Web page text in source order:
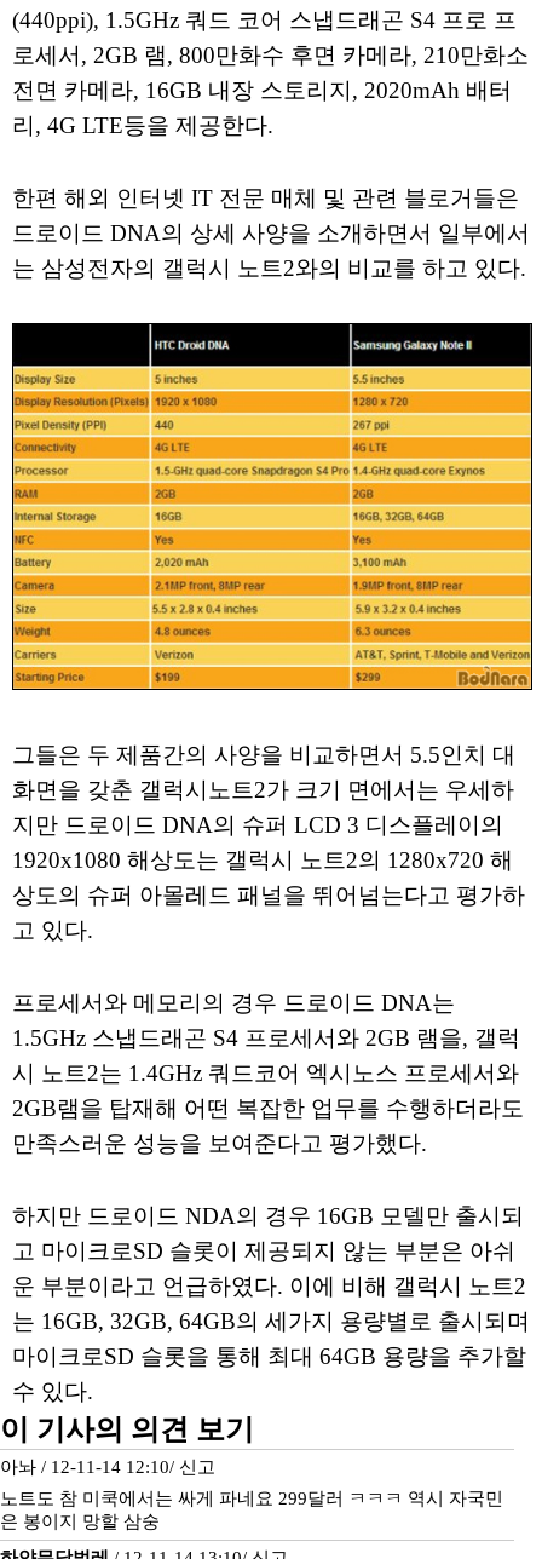
(440ppi), 1.5GHz 쿼드 코어 스냅드래곤 S4 프로 프
로세서, 2GB 램, 800만화수 후면 카메라, 210만화소
전면 카메라, 16GB 내장 스토리지, 2020mAh 배터
리, 4G LTE등을 제공한다.
한편 해외 인터넷 IT 전문 매체 및 관련 블로거들은
드로이드 DNA의 상세 사양을 소개하면서 일부에서
는 삼성전자의 갤럭시 노트2와의 비교를 하고 있다.
그들은 두 제품간의 사양을 비교하면서 5.5인치 대
화면을 갖춘 갤럭시노트2가 크기 면에서는 우세하
지만 드로이드 DNA의 슈퍼 LCD 3 디스플레이의
1920x1080 해상도는 갤럭시 노트2의 1280x720 해
상도의 슈퍼 아몰레드 패널을 뛰어넘는다고 평가하
고 있다.
프로세서와 메모리의 경우 드로이드 DNA는
1.5GHz 스냅드래곤 S4 프로세서와 2GB 램을, 갤럭
시 노트2는 1.4GHz 쿼드코어 엑시노스 프로세서와
2GB램을 탑재해 어떤 복잡한 업무를 수행하더라도
만족스러운 성능을 보여준다고 평가했다.
하지만 드로이드 NDA의 경우 16GB 모델만 출시되
고 마이크로SD 슬롯이 제공되지 않는 부분은 아쉬
운 부분이라고 언급하였다. 이에 비해 갤럭시 노트2
는 16GB, 32GB, 64GB의 세가지 용량별로 출시되며
마이크로SD 슬롯을 통해 최대 64GB 용량을 추가할
수 있다.
이 기사의 의견 보기
아놔 / 12-11-14 12:10/ 신고
노트도 참 미쿡에서는 싸게 파네요 299달러 ㅋㅋㅋ 역시 자국민
은 봉이지 망할 삼숭